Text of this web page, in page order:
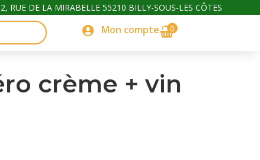
RUE DE LA MIRABELLE 55210 BILLY-SOUS-LES CÔTES
0
 Mon compte
crème + vin